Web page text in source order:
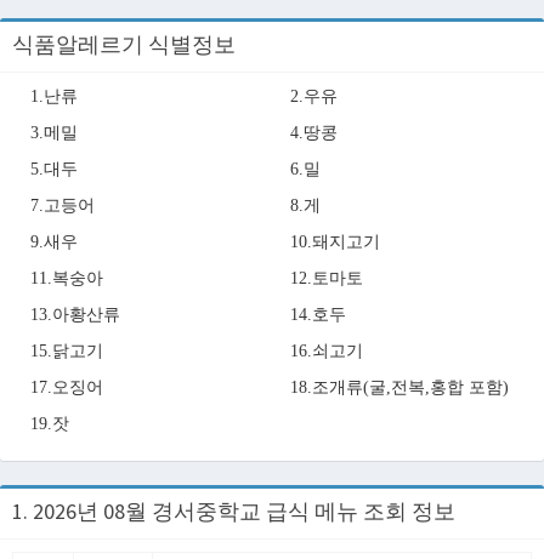
식품알레르기 식별정보
1.난류
2.우유
3.메밀
4.땅콩
5.대두
6.밀
7.고등어
8.게
9.새우
10.돼지고기
11.복숭아
12.토마토
13.아황산류
14.호두
15.닭고기
16.쇠고기
17.오징어
18.조개류(굴,전복,홍합 포함)
19.잣
1. 2026년 08월 경서중학교 급식 메뉴 조회 정보